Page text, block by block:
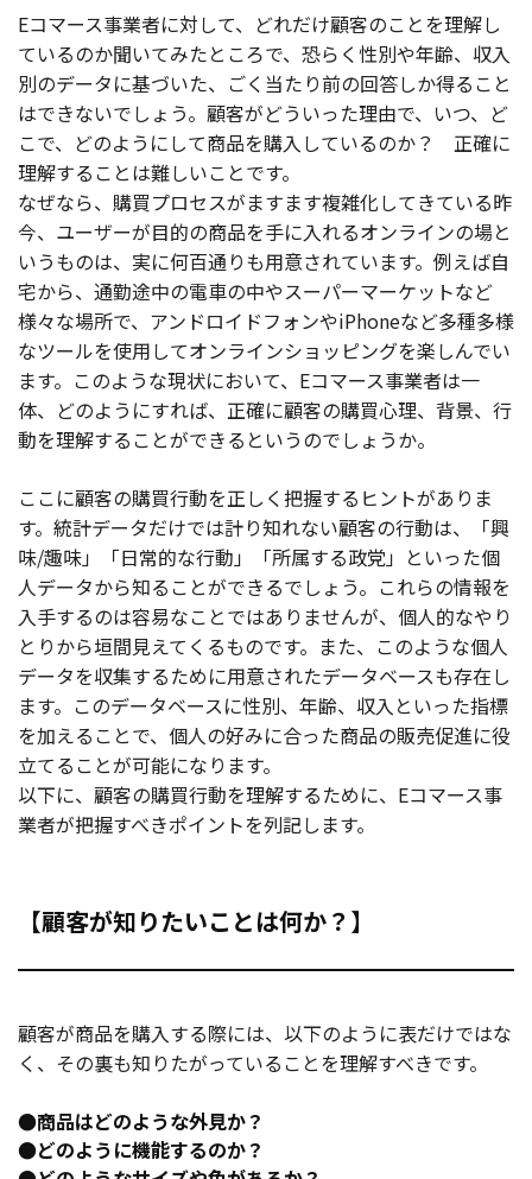
Eコマース事業者に対して、どれだけ顧客のことを理解し
ているのか聞いてみたところで、恐らく性別や年齢、収入
別のデータに基づいた、ごく当たり前の回答しか得ること
はできないでしょう。顧客がどういった理由で、いつ、ど
こで、どのようにして商品を購入しているのか？ 正確に
理解することは難しいことです。
なぜなら、購買プロセスがますます複雑化してきている昨
今、ユーザーが目的の商品を手に入れるオンラインの場と
いうものは、実に何百通りも用意されています。例えば自
宅から、通勤途中の電車の中やスーパーマーケットなど
様々な場所で、アンドロイドフォンやiPhoneなど多種多様
なツールを使用してオンラインショッピングを楽しんでい
ます。このような現状において、Eコマース事業者は一
体、どのようにすれば、正確に顧客の購買心理、背景、行
動を理解することができるというのでしょうか。
ここに顧客の購買行動を正しく把握するヒントがありま
す。統計データだけでは計り知れない顧客の行動は、「興
味/趣味」「日常的な行動」「所属する政党」といった個
人データから知ることができるでしょう。これらの情報を
入手するのは容易なことではありませんが、個人的なやり
とりから垣間見えてくるものです。また、このような個人
データを収集するために用意されたデータベースも存在し
ます。このデータベースに性別、年齢、収入といった指標
を加えることで、個人の好みに合った商品の販売促進に役
立てることが可能になります。
以下に、顧客の購買行動を理解するために、Eコマース事
業者が把握すべきポイントを列記します。
【顧客が知りたいことは何か？】
顧客が商品を購入する際には、以下のように表だけではな
く、その裏も知りたがっていることを理解すべきです。
●商品はどのような外見か？
●どのように機能するのか？